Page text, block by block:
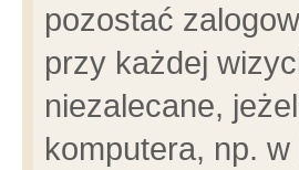
pozostać
przy każdej
niezalecane,
komputera, np.